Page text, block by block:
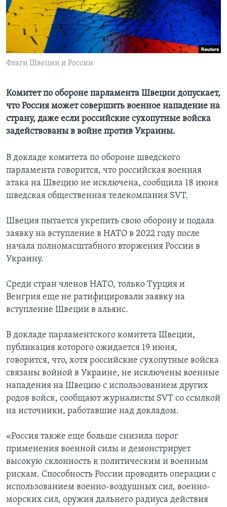
Learning English
СОЦИАЛЬНЫЕ СЕТИ
Языки
Флаги Швеции и России
Комитет по обороне парламента Швеции допускает,
что Россия может совершить военное нападение на
страну, даже если российские сухопутные войска
задействованы в войне против Украины.
В докладе комитета по обороне шведского
парламента говорится, что российская военная
атака на Швецию не исключена, сообщила 18 июня
шведская общественная телекомпания SVT.
Швеция пытается укрепить свою оборону и подала
заявку на вступление в НАТО в 2022 году после
начала полномасштабного вторжения России в
Украину.
Среди стран членов НАТО, только Турция и
Венгрия еще не ратифицировали заявку на
вступление Швеции в альянс.
В докладе парламентского комитета Швеции,
публикация которого ожидается 19 июня,
говорится, что, хотя российские сухопутные войска
связаны войной в Украине, не исключены военные
нападения на Швецию с использованием других
родов войск, сообщают журналисты SVT со ссылкой
на источники, работавшие над докладом.
«Россия также еще больше снизила порог
применения военной силы и демонстрирует
высокую склонность к политическим и военным
рискам. Способность России проводить операции с
использованием военно-воздушных сил, военно-
морских сил, оружия дальнего радиуса действия